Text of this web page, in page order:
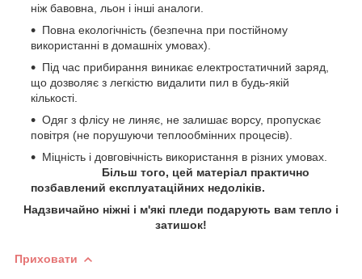
ніж бавовна, льон і інші аналоги.
Повна екологічність (безпечна при постійному
використанні в домашніх умовах).
Під час прибирання виникає електростатичний заряд,
що дозволяє з легкістю видалити пил в будь-якій
кількості.
Одяг з флісу не линяє, не залишає ворсу, пропускає
повітря (не порушуючи теплообмінних процесів).
Міцність і довговічність використання в різних умовах.
Більш того, цей матеріал практично
позбавлений експлуатаційних недоліків.
Надзвичайно ніжні і м'які пледи подарують вам тепло і
затишок!
Приховати